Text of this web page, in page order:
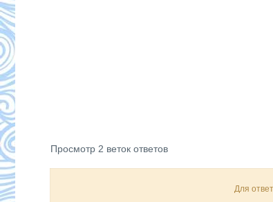
Просмотр 2 веток ответов
Для